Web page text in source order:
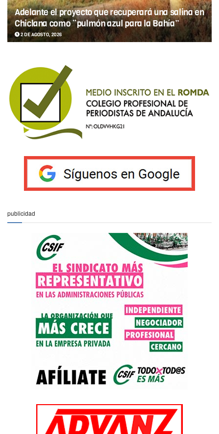
Adelante el proyecto que recuperará una salina en
Chiclana como “pulmón azul para la Bahía”
2 DE AGOSTO, 2026
publicidad